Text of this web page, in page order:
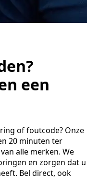
een
of foutcode? Onze
20 minuten ter
alle merken. We
en zorgen dat u
Bel direct, ook